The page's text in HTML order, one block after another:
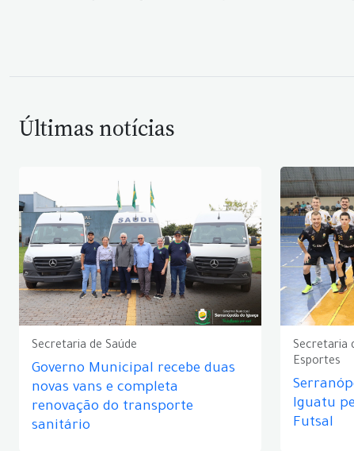
Últimas notícias
Secretaria de Saúde
Governo Municipal recebe duas
novas vans e completa
renovação do transporte
sanitário
Secretaria
Esportes
Iguatu
Futsal